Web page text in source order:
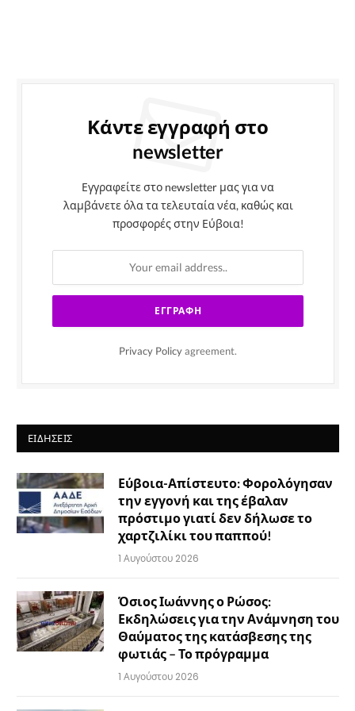
Κάντε εγγραφή στο
newsletter
Εγγραφείτε στο newsletter μας για να
λαμβάνετε όλα τα τελευταία νέα, καθώς και
προσφορές στην Εύβοια!
Privacy Policy agreement.
ΕΙΔΉΣΕΙΣ
Εύβοια-Απίστευτο: Φορολόγησαν
την εγγονή και της έβαλαν
πρόστιμο γιατί δεν δήλωσε το
χαρτζιλίκι του παππού!
1 Αυγούστου 2026
Όσιος Ιωάννης ο Ρώσος:
Εκδηλώσεις για την Ανάμνηση του
Θαύματος της κατάσβεσης της
φωτιάς – Το πρόγραμμα
1 Αυγούστου 2026